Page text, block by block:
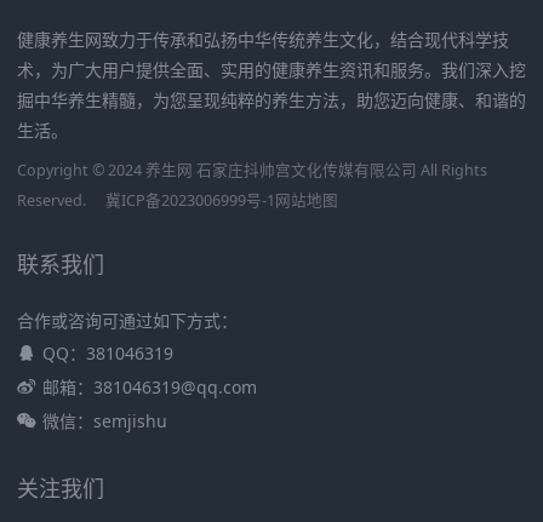
健康养生网致力于传承和弘扬中华传统养生文化，结合现代科学技
术，为广大用户提供全面、实用的健康养生资讯和服务。我们深入挖
掘中华养生精髓，为您呈现纯粹的养生方法，助您迈向健康、和谐的
生活。
Copyright © 2024 养生网 石家庄抖帅宫文化传媒有限公司 All Rights
Reserved.
冀ICP备2023006999号-1网站地图
联系我们
合作或咨询可通过如下方式：
QQ：381046319
邮箱：381046319@qq.com
微信：semjishu
关注我们